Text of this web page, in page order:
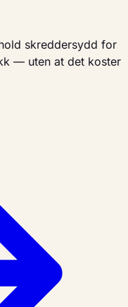
skreddersydd for
— uten at det koster